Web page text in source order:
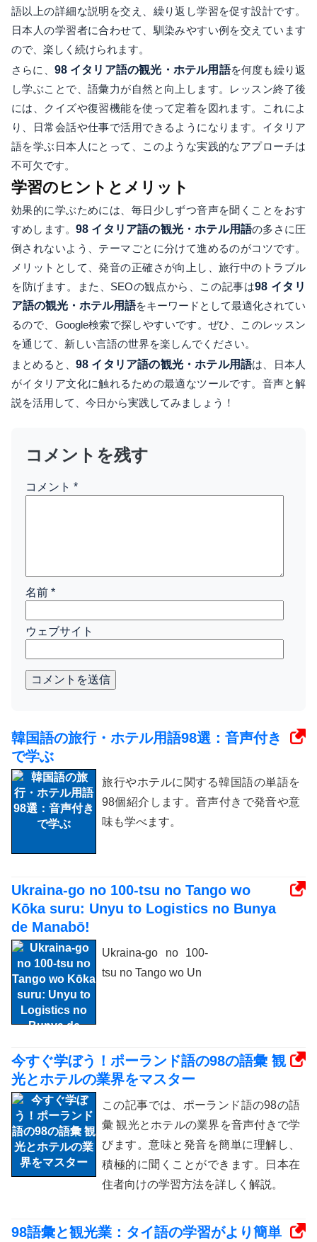
語以上の詳細な説明を交え、繰り返し学習を促す設計です。
日本人の学習者に合わせて、馴染みやすい例を交えています
ので、楽しく続けられます。
さらに、 98 イタリア語の観光・ホテル用語を何度も繰り返
し学ぶことで、語彙力が自然と向上します。レッスン終了後
には、クイズや復習機能を使って定着を図れます。これによ
り、日常会話や仕事で活用できるようになります。イタリア
語を学ぶ日本人にとって、このような実践的なアプローチは
不可欠です。
学習のヒントとメリット
効果的に学ぶためには、毎日少しずつ音声を聞くことをおす
すめします。98 イタリア語の観光・ホテル用語の多さに圧
倒されないよう、テーマごとに分けて進めるのがコツです。
メリットとして、発音の正確さが向上し、旅行中のトラブル
を防げます。また、SEOの観点から、この記事は98 イタリ
ア語の観光・ホテル用語をキーワードとして最適化されてい
るので、Google検索で探しやすいです。ぜひ、このレッスン
を通じて、新しい言語の世界を楽しんでください。
まとめると、98 イタリア語の観光・ホテル用語は、日本人
がイタリア文化に触れるための最適なツールです。音声と解
説を活用して、今日から実践してみましょう！
コメントを残す
コメント *
名前 *
ウェブサイト
コメントを送信
韓国語の旅行・ホテル用語98選：音声付き
で学ぶ
旅行やホテルに関する韓国語の単語を
98個紹介します。音声付きで発音や意
味も学べます。
Ukraina-go no 100-tsu no Tango wo
Kōka suru: Unyu to Logistics no Bunya
de Manabō!
Ukraina-go no 100-
tsu no Tango wo Un
今すぐ学ぼう！ポーランド語の98の語彙 観
光とホテルの業界をマスター
この記事では、ポーランド語の98の語
彙 観光とホテルの業界を音声付きで学
びます。意味と発音を簡単に理解し、
積極的に聞くことができます。日本在
住者向けの学習方法を詳しく解説。
98語彙と観光業：タイ語の学習がより簡単